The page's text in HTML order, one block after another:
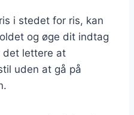
i stedet for ris, kan
og øge dit indtag
det lettere at
uden at gå på